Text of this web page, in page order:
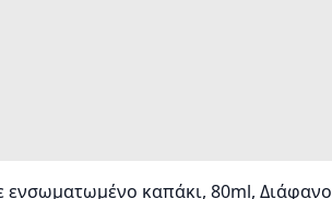
ενσωματωμένο καπάκι, 80ml, Διάφανο